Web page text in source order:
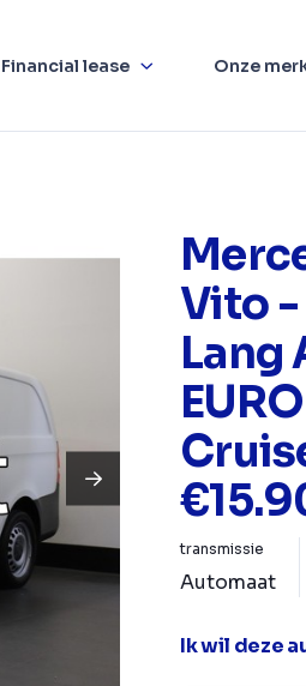
Financial lease Onze
Vito -
Lang
transmissie
Automaat
Ik wil deze